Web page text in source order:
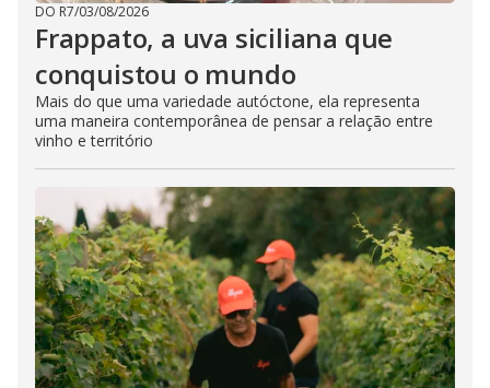
DO R7/03/08/2026
Frappato, a uva siciliana que
conquistou o mundo
Mais do que uma variedade autóctone, ela representa
uma maneira contemporânea de pensar a relação entre
vinho e território